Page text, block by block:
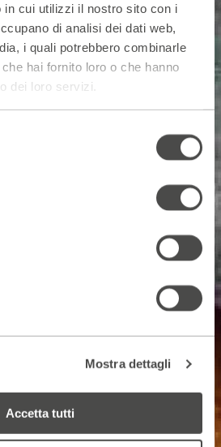
in cui utilizzi il nostro sito con i
di analisi dei dati web,
i quali potrebbero combinarle
hai fornito loro o che hanno
dei loro servizi.
Mostra dettagli
Accetta tutti